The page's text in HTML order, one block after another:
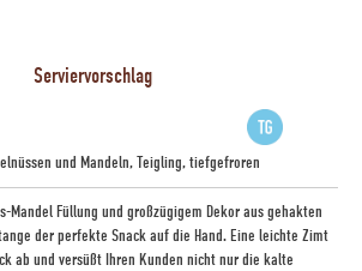
Serviervorschlag
und Mandeln, Teigling, tiefgefroren
Mandel Füllung und großzügigem Dekor aus gehakten
der perfekte Snack auf die Hand. Eine leichte Zimt
ab und versüßt Ihren Kunden nicht nur die kalte